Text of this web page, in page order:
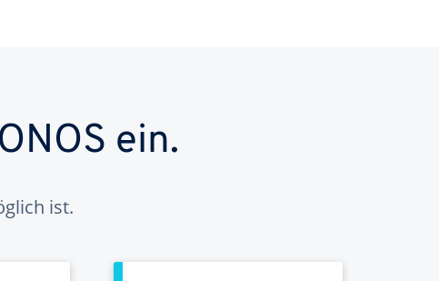
ein.
ist.